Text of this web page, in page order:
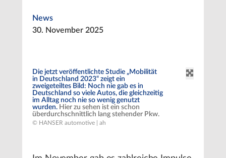
News
30. November 2025
Die jetzt veröffentlichte Studie „Mobilität
in Deutschland 2023“ zeigt ein
zweigeteiltes Bild: Noch nie gab es in
Deutschland so viele Autos, die gleichzeitig
im Alltag noch nie so wenig genutzt
wurden. Hier zu sehen ist ein schon
überdurchschnittlich lang stehender Pkw.
© HANSER automotive | ah